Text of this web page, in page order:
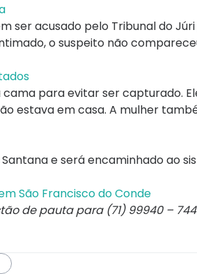
ser acusado pelo Tribunal do
o suspeito não
para evitar ser capturado.
estava em casa. A mulher
e será encaminhado ao
São Francisco do Conde
de pauta para (71) 99940 –